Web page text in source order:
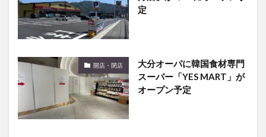
定
開店・閉店
大分オーパに韓国食材専門
スーパー「YES MART」が
オープン予定